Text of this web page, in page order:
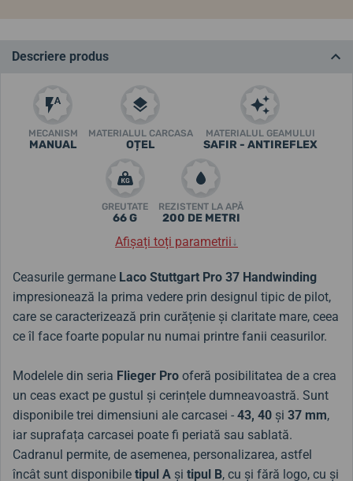
Descriere produs
MECANISM
MANUAL
MATERIALUL CARCASA
OȚEL
MATERIALUL GEAMULUI
SAFIR - ANTIREFLEX
GREUTATE
66 G
REZISTENT LA APĂ
200 DE METRI
Afișați toți parametrii↓
Ceasurile germane Laco Stuttgart Pro 37 Handwinding
impresionează la prima vedere prin designul tipic de pilot,
care se caracterizează prin curățenie și claritate mare, ceea
ce îl face foarte popular nu numai printre fanii ceasurilor.
Modelele din seria Flieger Pro oferă posibilitatea de a crea
un ceas exact pe gustul și cerințele dumneavoastră. Sunt
disponibile trei dimensiuni ale carcasei - 43, 40 și 37 mm,
iar suprafața carcasei poate fi periată sau sablată.
Cadranul permite, de asemenea, personalizarea, astfel
încât sunt disponibile tipul A și tipul B, cu și fără logo, cu și